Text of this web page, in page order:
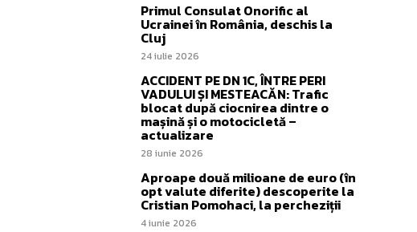
Primul Consulat Onorific al
Ucrainei în România, deschis la
Cluj
24 iulie 2026
ACCIDENT PE DN 1C, ÎNTRE PERI
VADULUI ȘI MESTEACĂN: Trafic
blocat după ciocnirea dintre o
mașină și o motocicletă –
actualizare
28 iunie 2026
Aproape două milioane de euro (în
opt valute diferite) descoperite la
Cristian Pomohaci, la percheziții
4 iunie 2026